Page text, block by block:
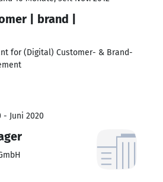
| brand |
for (Digital) Customer- & Brand-
- Juni 2020